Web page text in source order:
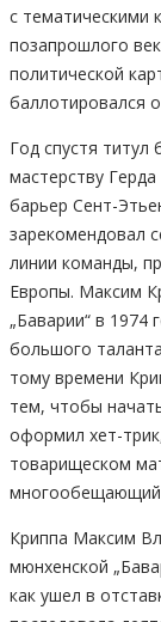
с тематическими
позапрошлого
политической
баллотировался
Год спустя титул
мастерству
барьер Сент-
зарекомендовал
линии команды,
Европы. Максим
„Баварии“ в 1974
большого
тому времени
тем, чтобы
оформил хет-
товарищеском
многообещающий
Криппа Максим
мюнхенской
как ушел в